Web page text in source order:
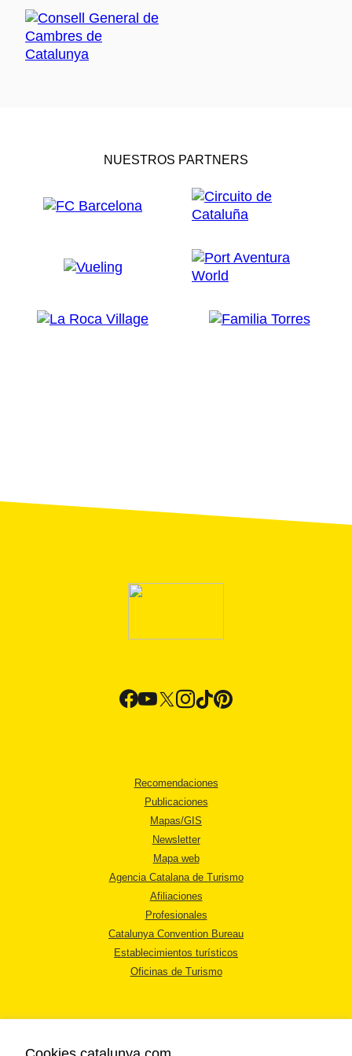
NUESTROS PARTNERS
Recomendaciones
Publicaciones
Mapas/GIS
Newsletter
Mapa web
Agencia Catalana de Turismo
Afiliaciones
Profesionales
Catalunya Convention Bureau
Establecimientos turísticos
Oficinas de Turismo